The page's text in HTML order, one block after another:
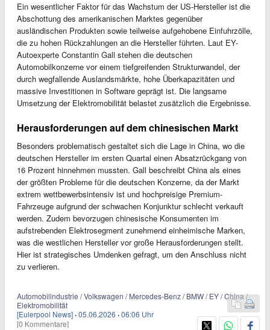
Ein wesentlicher Faktor für das Wachstum der US-Hersteller ist die
Abschottung des amerikanischen Marktes gegenüber
ausländischen Produkten sowie teilweise aufgehobene Einfuhrzölle,
die zu hohen Rückzahlungen an die Hersteller führten. Laut EY-
Autoexperte Constantin Gall stehen die deutschen
Automobilkonzerne vor einem tiefgreifenden Strukturwandel, der
durch wegfallende Auslandsmärkte, hohe Überkapazitäten und
massive Investitionen in Software geprägt ist. Die langsame
Umsetzung der Elektromobilität belastet zusätzlich die Ergebnisse.
Herausforderungen auf dem chinesischen Markt
Besonders problematisch gestaltet sich die Lage in China, wo die
deutschen Hersteller im ersten Quartal einen Absatzrückgang von
16 Prozent hinnehmen mussten. Gall beschreibt China als eines
der größten Probleme für die deutschen Konzerne, da der Markt
extrem wettbewerbsintensiv ist und hochpreisige Premium-
Fahrzeuge aufgrund der schwachen Konjunktur schlecht verkauft
werden. Zudem bevorzugen chinesische Konsumenten im
aufstrebenden Elektrosegment zunehmend einheimische Marken,
was die westlichen Hersteller vor große Herausforderungen stellt.
Hier ist strategisches Umdenken gefragt, um den Anschluss nicht
zu verlieren.
Automobilindustrie / Volkswagen / Mercedes-Benz / BMW / EY / China /
Elektromobilität
[Eulerpool News] ·05.06.2026 ·06:06 Uhr
[0 Kommentare]